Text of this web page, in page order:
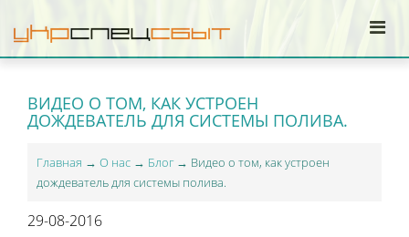
ВИДЕО О ТОМ, КАК УСТРОЕН
ДОЖДЕВАТЕЛЬ ДЛЯ СИСТЕМЫ ПОЛИВА.
Главная → О нас → Блог→ Видео о том, как устроен
дождеватель для системы полива.
29-08-2016